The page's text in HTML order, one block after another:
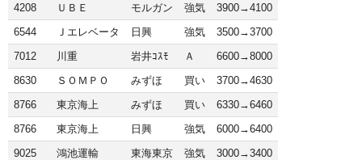
4208
ＵＢＥ モルガン 強気
3900→4100
6544
Ｊエレベータ 日興 強気
3500→3700
7012
川重 岩井ｺｽﾓ Ａ
6600→8000
8630
ＳＯＭＰＯ みずほ 買い
3700→4630
8766
東京海上 みずほ 買い
6330→6460
8766
東京海上 日興 強気
6000→6400
9025
鴻池運輸 東海東京 強気 3000→3400